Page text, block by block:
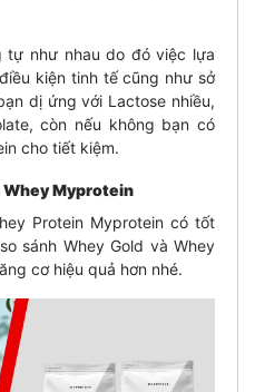
tự như nhau do đó việc lựa
kiện tinh tế cũng như sở
dị ứng với Lactose nhiều,
còn nếu không bạn có
cho tiết kiệm.
Whey Myprotein
Protein Myprotein có tốt
sánh Whey Gold và Whey
cơ hiệu quả hơn nhé.